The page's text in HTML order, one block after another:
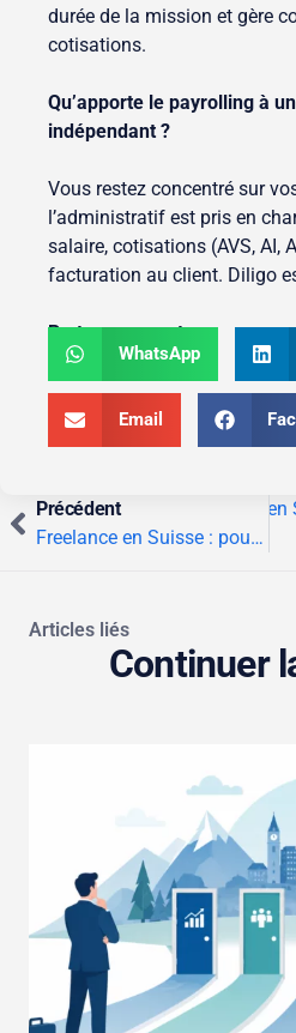
durée de la mission et gère
cotisations.
Qu’apporte le payrolling à
indépendant ?
Vous restez concentré sur
l’administratif est pris en
salaire, cotisations (AVS, AI,
facturation au client. Diligo
Partager ce post :
WhatsApp
Email
Précédent
Freelance en Suisse : pourquoi et comment ?
Travailler après la retraite en
Articles liés
Continuer